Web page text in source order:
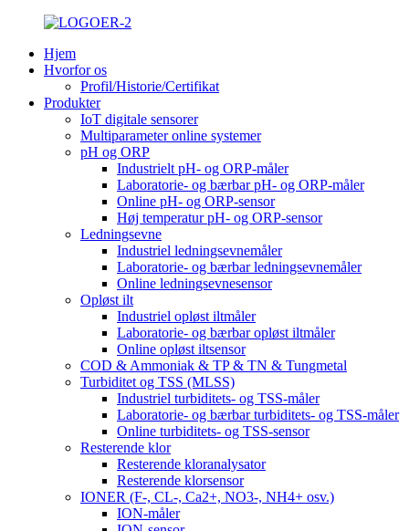
Hjem
Hvorfor os
Profil/Historie/Certifikat
Produkter
IoT digitale sensorer
Multiparameter online systemer
pH og ORP
Industrielt pH- og ORP-måler
Laboratorie- og bærbar pH- og ORP-måler
Online pH- og ORP-sensor
Høj temperatur pH- og ORP-sensor
Ledningsevne
Industriel ledningsevnemåler
Laboratorie- og bærbar ledningsevnemåler
Online ledningsevnesensor
Opløst ilt
Industriel opløst iltmåler
Laboratorie- og bærbar opløst iltmåler
Online opløst iltsensor
COD & Ammoniak & TP & TN & Tungmetal
Turbiditet og TSS (MLSS)
Industriel turbiditets- og TSS-måler
Laboratorie- og bærbar turbiditets- og TSS-måler
Online turbiditets- og TSS-sensor
Resterende klor
Resterende kloranalysator
Resterende klorsensor
IONER (F-, CL-, Ca2+, NO3-, NH4+ osv.)
ION-måler